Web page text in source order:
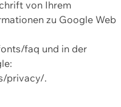
von Ihrem
zu Google Web
faq und in der
privacy/.